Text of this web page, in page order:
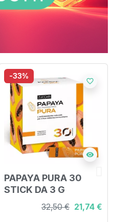
-33%
visibility
favorite_border
PAPAYA PURA 30
STICK DA 3 G
32,50 € 21,74 €